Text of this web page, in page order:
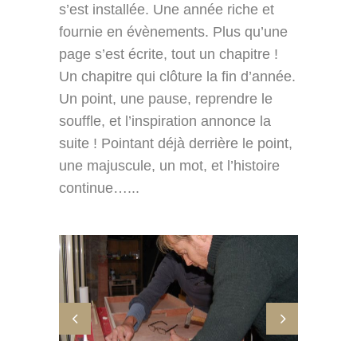
s’est installée. Une année riche et
fournie en évènements. Plus qu’une
page s’est écrite, tout un chapitre !
Un chapitre qui clôture la fin d’année.
Un point, une pause, reprendre le
souffle, et l’inspiration annonce la
suite ! Pointant déjà derrière le point,
une majuscule, un mot, et l’histoire
continue…...